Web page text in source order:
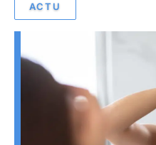
ACTU